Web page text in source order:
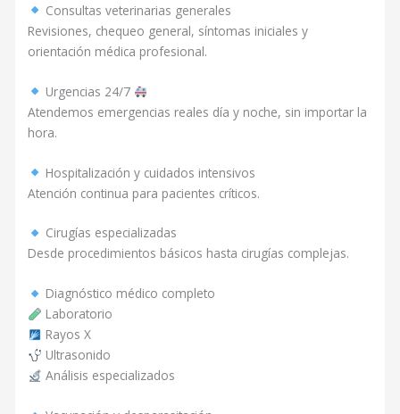
Consultas veterinarias generales
Revisiones, chequeo general, síntomas iniciales y
orientación médica profesional.
Urgencias 24/7
Atendemos emergencias reales día y noche, sin importar la
hora.
Hospitalización y cuidados intensivos
Atención continua para pacientes críticos.
Cirugías especializadas
Desde procedimientos básicos hasta cirugías complejas.
Diagnóstico médico completo
Laboratorio
Rayos X
Ultrasonido
Análisis especializados